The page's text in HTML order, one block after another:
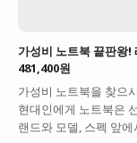
가성비 노트북 끝판왕!
481,400원
가성비 노트북을 찾으
현대인에게 노트북은
랜드와 모델, 스펙 앞